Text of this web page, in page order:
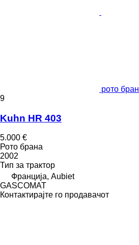
рото
9
Kuhn HR 403
5.000 €
Рото брана
2002
Тип за трактор
Франција, Aubiet
GASCOMAT
Контактирајте го продавачот